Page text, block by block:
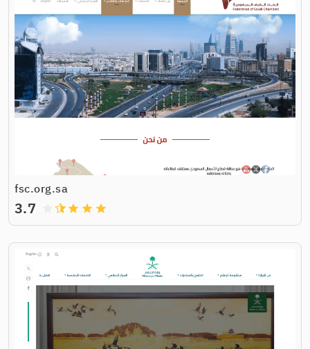
fsc.org.sa
grade
grade
grade
3.7